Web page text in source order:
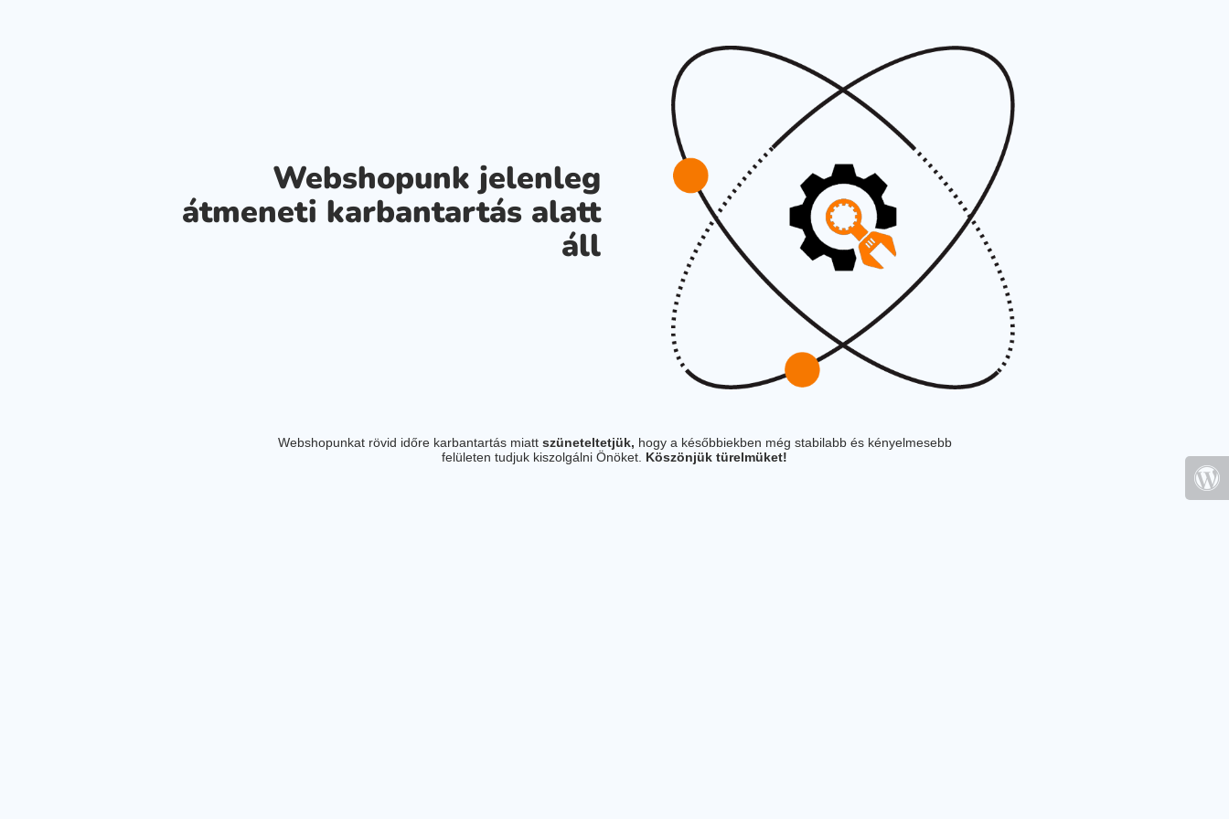
Webshopunk jelenleg
átmeneti karbantartás alatt
áll
Webshopunkat rövid időre karbantartás miatt szüneteltetjük, hogy a későbbiekben még stabilabb és kényelmesebb
felületen tudjuk kiszolgálni Önöket. Köszönjük türelmüket!